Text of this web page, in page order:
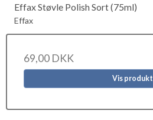
Effax Støvle Polish Sort (75ml)
Effax
69,00 DKK
Vis produkt